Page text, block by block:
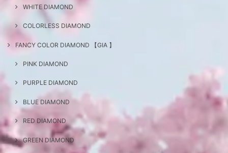
WHITE DIAMOND
COLORLESS DIAMOND
FANCY COLOR DIAMOND 【GIA 】
PINK DIAMOND
PURPLE DIAMOND
BLUE DIAMOND
RED DIAMOND
GREEN DIAMOND